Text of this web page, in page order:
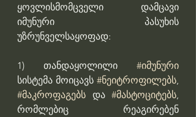
ყოვლისმომცველი დამცავი
იმუნური პასუხის
უზრუნველსაყოფად:
1) თანდაყოლილი #იმუნური
სისტემა მოიცავს #ნეიტროფილებს
#მაკროფაგებს და #მასტოციტებს,
რომლებიც რეაგირებენ